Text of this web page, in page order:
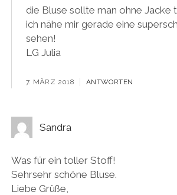
die Bluse sollte man ohne Jacke
ich nähe mir gerade eine
sehen!
LG Julia
7. MÄRZ 2018 ANTWORTEN
Sandra
Was für ein toller Stoff!
Sehrsehr schöne Bluse.
Liebe Grüße,